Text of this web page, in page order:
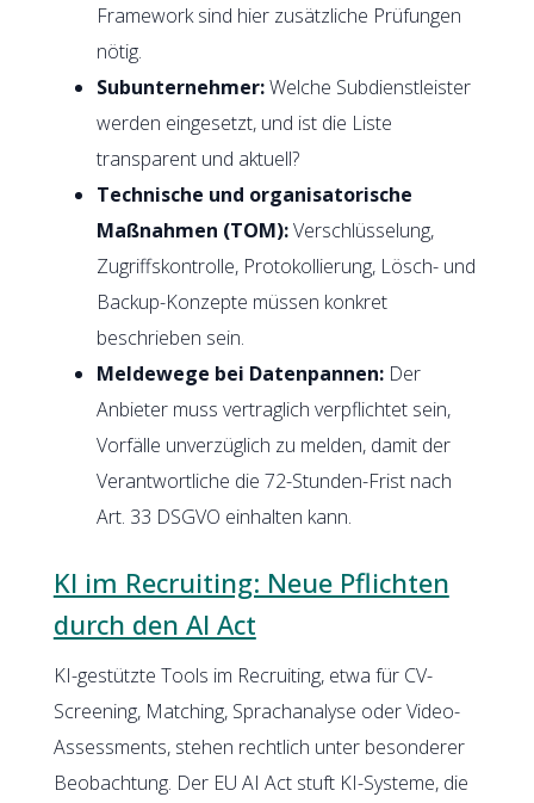
Framework sind hier zusätzliche Prüfungen
nötig.
Subunternehmer:Welche Subdienstleister
werden eingesetzt, und ist die Liste
transparent und aktuell?
Technische und organisatorische
Maßnahmen (TOM):Verschlüsselung,
Zugriffskontrolle, Protokollierung, Lösch- und
Backup-Konzepte müssen konkret
beschrieben sein.
Meldewege bei Datenpannen:Der
Anbieter muss vertraglich verpflichtet sein,
Vorfälle unverzüglich zu melden, damit der
Verantwortliche die 72-Stunden-Frist nach
Art. 33 DSGVO einhalten kann.
KI im Recruiting: Neue Pflichten
durch den AI Act
KI-gestützte Tools im Recruiting, etwa für CV-
Screening, Matching, Sprachanalyse oder Video-
Assessments, stehen rechtlich unter besonderer
Beobachtung. Der EU AI Act stuft KI-Systeme, die